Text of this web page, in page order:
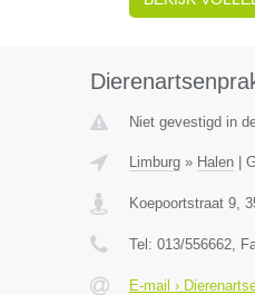
Niet gevestigd in
Limburg» Halen|
Koepoortstraat 9,
Tel: 013/556662,
E-mail ›